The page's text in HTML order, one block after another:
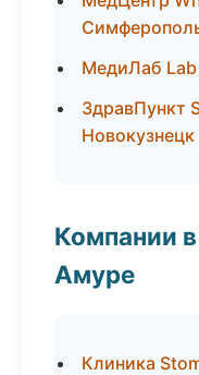
МедиЛаб
ЗдравПункт
Новокузнецк
Компании
Амуре
Клиника